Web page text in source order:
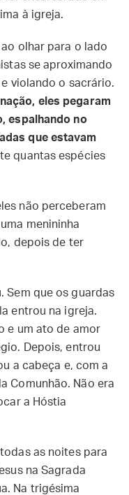
à igreja.
ao olhar para o lado
se aproximando
violando o sacrário.
eles pegaram
espalhando no
que estavam
quantas espécies
não perceberam
menininha
depois de ter
Sem que os guardas
entrou na igreja.
e um ato de amor
Depois, entrou
a cabeça e, com a
Comunhão. Não era
a Hóstia
as noites para
na Sagrada
Na trigésima